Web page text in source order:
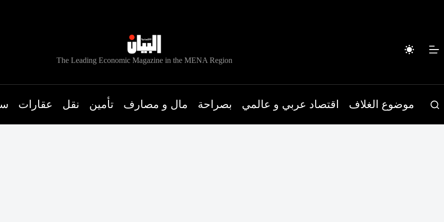
The Leading Economic Magazine in the MENA Region
موضوع الغلاف اقتصاد عربي و عالمي بصراحة مال و مصارف تأمين نقل عقارات